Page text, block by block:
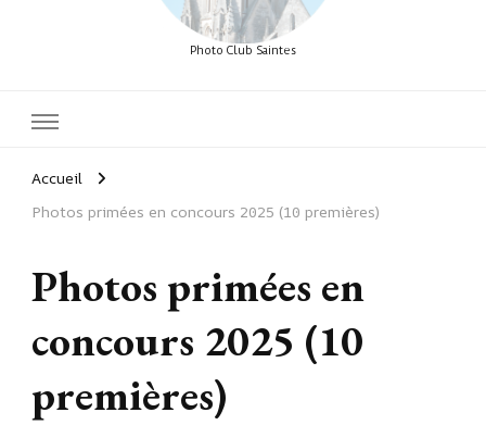
Photo Club Saintes
Accueil
Photos primées en concours 2025 (10 premières)
Photos primées en
concours 2025 (10
premières)